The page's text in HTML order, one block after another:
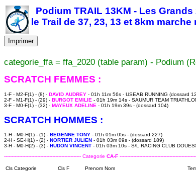
Podium TRAIL 13KM - Les
le Trail de 37, 23, 13 et 8km
Imprimer
categorie_ffa = ffa_2020 (table param) - Podium
SCRATCH FEMMES :
1-F - M2-F(1) - (8) - DAVID AUDREY - 01h 11m 56s - USEAB RUNNING (dossard
2-F - M1-F(1) - (29) - BURGOT EMILIE - 01h 19m 14s - SAUMUR TEAM
3-F - M0-F(1) - (32) - MAYEUX ADELINE - 01h 19m 39s - (dossard 104)
SCRATCH HOMMES :
1-H - M0-H(1) - (1) - BEGENNE TONY - 01h 01m 05s - (dossard 227)
2-H - SE-H(1) - (2) - NORTIER JULIEN - 01h 03m 09s - (dossard 189)
3-H - M0-H(2) - (3) - HUDON VINCENT - 01h 03m 10s - S/L RACING CLUB
--------------------------------------------------- Categorie CA-F
Cls Categorie Cls F Prenom Nom